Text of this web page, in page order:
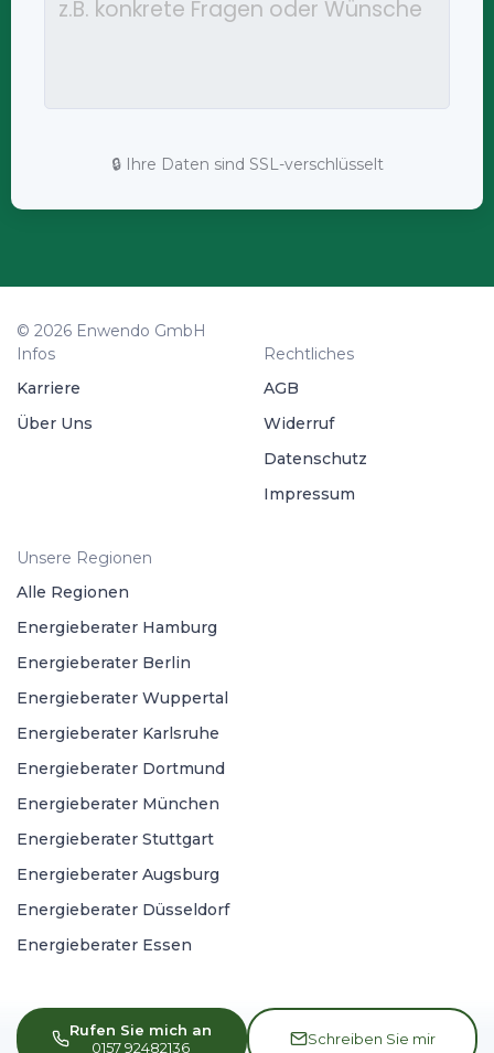
Rufen Sie mich an
0157 92482136
Schreiben Sie mir
🔒 Ihre Daten sind SSL-verschlüsselt
© 2026 Enwendo GmbH
Infos
Karriere
Über Uns
Rechtliches
AGB
Widerruf
Datenschutz
Impressum
Unsere Regionen
Alle Regionen
Energieberater Hamburg
Energieberater Berlin
Energieberater Wuppertal
Energieberater Karlsruhe
Energieberater Dortmund
Energieberater München
Energieberater Stuttgart
Energieberater Augsburg
Energieberater Düsseldorf
Energieberater Essen